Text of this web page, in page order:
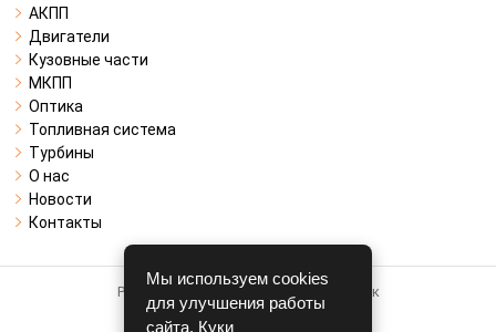
АКПП
Двигатели
Кузовные части
МКПП
Оптика
Топливная система
Турбины
О нас
Новости
Контакты
Работает на системе для авторазборок
CARRO.БИЗНЕС
Мы используем cookies
для улучшения работы
сайта. Куки